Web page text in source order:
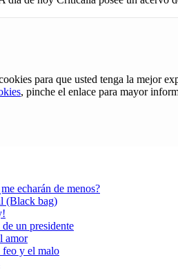
para que usted tenga la mejor
, pinche el enlace para mayor
echarán de menos?
(Black bag)
un presidente
amor
y el malo